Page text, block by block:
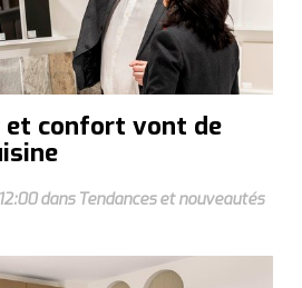
et confort vont de
dans Tendances et nouveautés